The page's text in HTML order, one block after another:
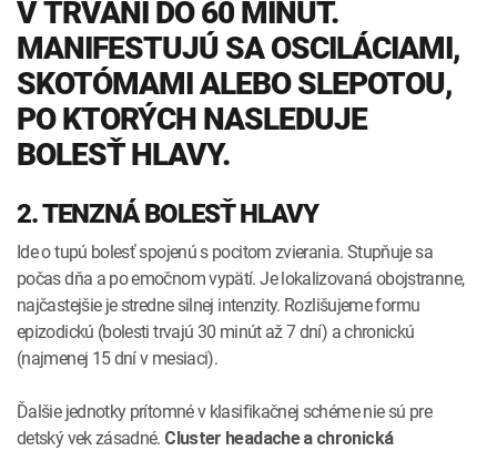
V TRVANÍ DO 60 MINÚT.
MANIFESTUJÚ SA OSCILÁCIAMI,
SKOTÓMAMI ALEBO SLEPOTOU,
PO KTORÝCH NASLEDUJE
BOLESŤ HLAVY.
2. TENZNÁ BOLESŤ HLAVY
Ide o tupú bolesť spojenú s pocitom zvierania. Stupňuje sa
počas dňa a po emočnom vypätí. Je lokalizovaná obojstranne,
najčastejšie je stredne silnej intenzity. Rozlišujeme formu
epizodickú (bolesti trvajú 30 minút až 7 dní) a chronickú
(najmenej 15 dní v mesiaci).
Ďalšie jednotky prítomné v klasifikačnej schéme nie sú pre
detský vek zásadné. Cluster headache a chronická